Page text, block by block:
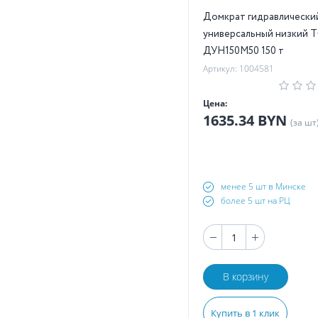
Домкрат
универсальный низкий
ДУН150М50 150 т
Артикул: 1004581
Цена:
1635.34 BYN (за шт)
менее 5 шт в Минске
более 5 шт на РЦ
В корзину
Купить в 1 клик